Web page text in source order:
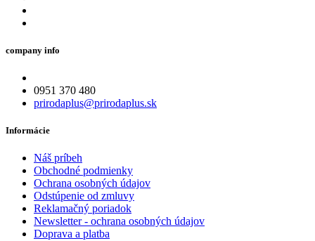
company info
0951 370 480
prirodaplus@prirodaplus.sk
Informácie
Náš príbeh
Obchodné podmienky
Ochrana osobných údajov
Odstúpenie od zmluvy
Reklamačný poriadok
Newsletter - ochrana osobných údajov
Doprava a platba